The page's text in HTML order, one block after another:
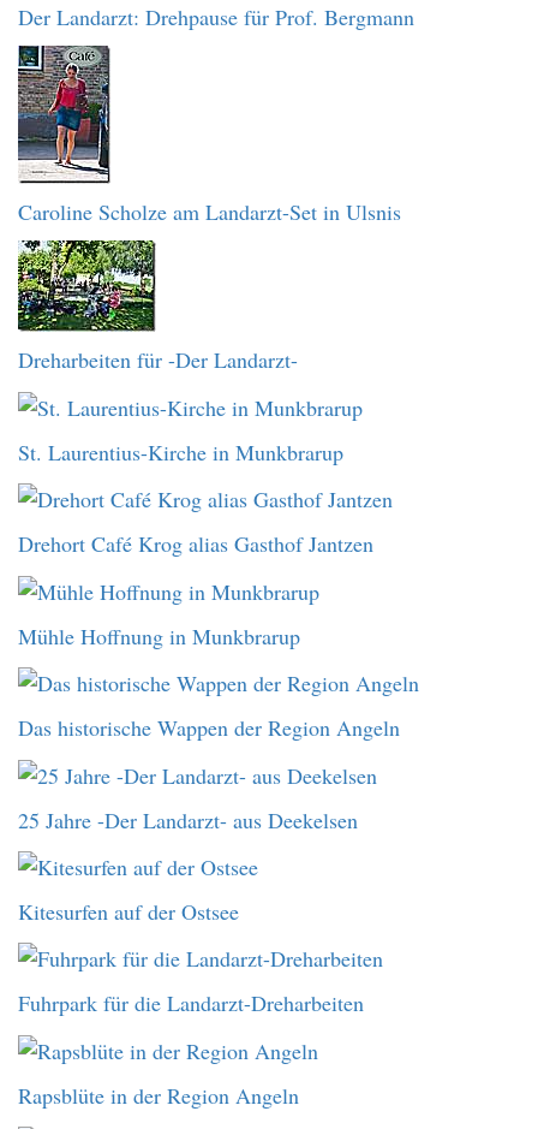
Der Landarzt: Drehpause für Prof. Bergmann
Caroline Scholze am Landarzt-Set in Ulsnis
Dreharbeiten für -Der Landarzt-
St. Laurentius-Kirche in Munkbrarup
Drehort Café Krog alias Gasthof Jantzen
Mühle Hoffnung in Munkbrarup
Das historische Wappen der Region Angeln
25 Jahre -Der Landarzt- aus Deekelsen
Kitesurfen auf der Ostsee
Fuhrpark für die Landarzt-Dreharbeiten
Rapsblüte in der Region Angeln